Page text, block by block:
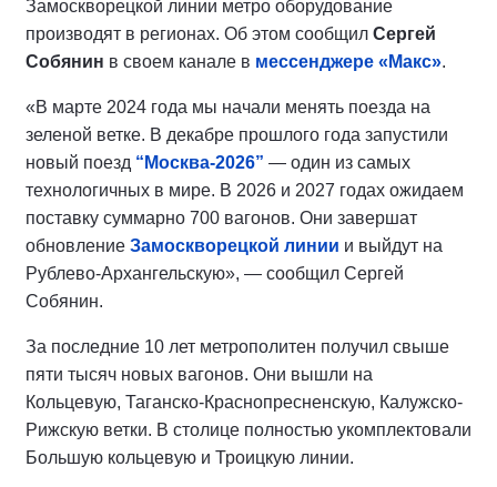
Замоскворецкой линии метро оборудование
производят в регионах. Об этом сообщил Сергей
Собянин в своем канале в мессенджере «Макс».
«В марте 2024 года мы начали менять поезда на
зеленой ветке. В декабре прошлого года запустили
новый поезд “Москва-2026” — один из самых
технологичных в мире. В 2026 и 2027 годах ожидаем
поставку суммарно 700 вагонов. Они завершат
обновление Замоскворецкой линии и выйдут на
Рублево-Архангельскую», — сообщил Сергей
Собянин.
За последние 10 лет метрополитен получил свыше
пяти тысяч новых вагонов. Они вышли на
Кольцевую, Таганско-Краснопресненскую, Калужско-
Рижскую ветки. В столице полностью укомплектовали
Большую кольцевую и Троицкую линии.